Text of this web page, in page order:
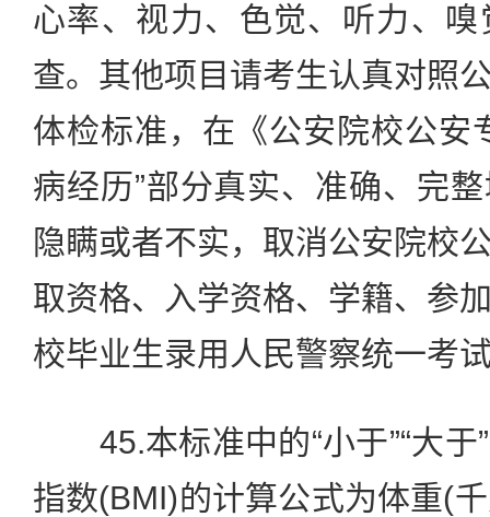
心率、视力、色觉、听力、
查。其他项目请考生认真对照
体检标准，在《公安院校公安
病经历”部分真实、准确、完
隐瞒或者不实，取消公安院校
取资格、入学资格、学籍、参
校毕业生录用人民警察统一考
45.本标准中的“小于”“大于
指数(BMI)的计算公式为体重(